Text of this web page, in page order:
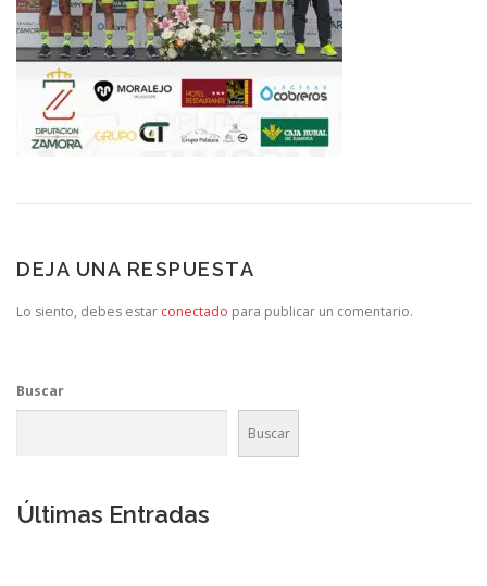
DEJA UNA RESPUESTA
Lo siento, debes estar conectado para publicar un comentario.
Buscar
Buscar
Últimas Entradas